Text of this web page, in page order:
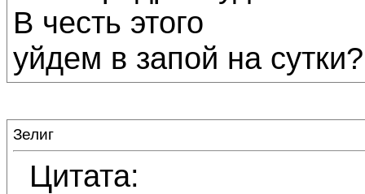
В честь этого
уйдем в запой на сутки?
Зелиг
Цитата: